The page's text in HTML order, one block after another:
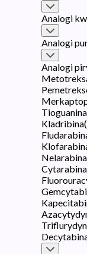
Analogi
Analogi
Analogi
Tioguanina
Kladribina(
Nelarabina
Cytarabina